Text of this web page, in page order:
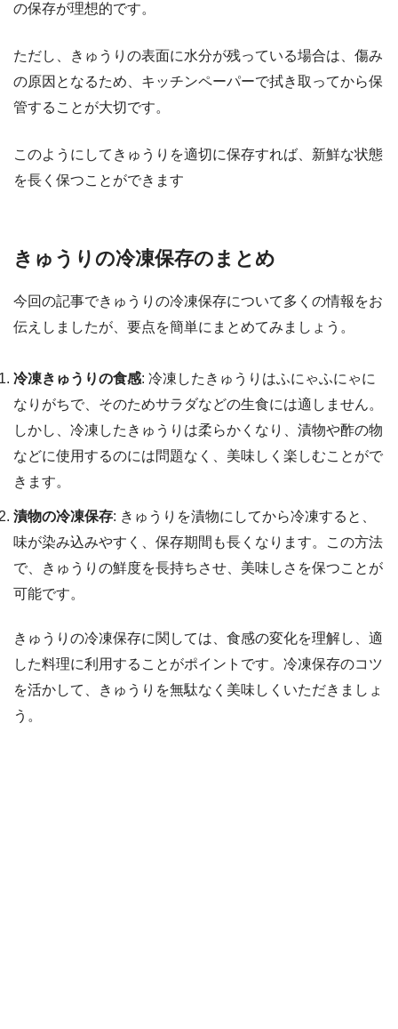
の保存が理想的です。
ただし、きゅうりの表面に水分が残っている場合は、傷み
の原因となるため、キッチンペーパーで拭き取ってから保
管することが大切です。
このようにしてきゅうりを適切に保存すれば、新鮮な状態
を長く保つことができます
きゅうりの冷凍保存のまとめ
今回の記事できゅうりの冷凍保存について多くの情報をお
伝えしましたが、要点を簡単にまとめてみましょう。
冷凍きゅうりの食感: 冷凍したきゅうりはふにゃふにゃに
なりがちで、そのためサラダなどの生食には適しません。
しかし、冷凍したきゅうりは柔らかくなり、漬物や酢の物
などに使用するのには問題なく、美味しく楽しむことがで
きます。
漬物の冷凍保存: きゅうりを漬物にしてから冷凍すると、
味が染み込みやすく、保存期間も長くなります。この方法
で、きゅうりの鮮度を長持ちさせ、美味しさを保つことが
可能です。
きゅうりの冷凍保存に関しては、食感の変化を理解し、適
した料理に利用することがポイントです。冷凍保存のコツ
を活かして、きゅうりを無駄なく美味しくいただきましょ
う。